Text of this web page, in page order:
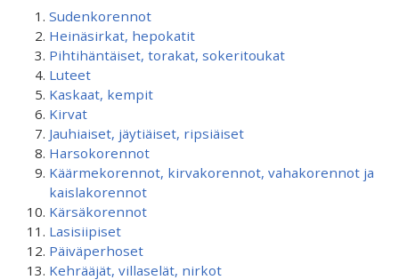
Sudenkorennot
Heinäsirkat, hepokatit
Pihtihäntäiset, torakat, sokeritoukat
Luteet
Kaskaat, kempit
Kirvat
Jauhiaiset, jäytiäiset, ripsiäiset
Harsokorennot
Käärmekorennot, kirvakorennot, vahakorennot ja
kaislakorennot
Kärsäkorennot
Lasisiipiset
Päiväperhoset
Kehrääjät, villaselät, nirkot